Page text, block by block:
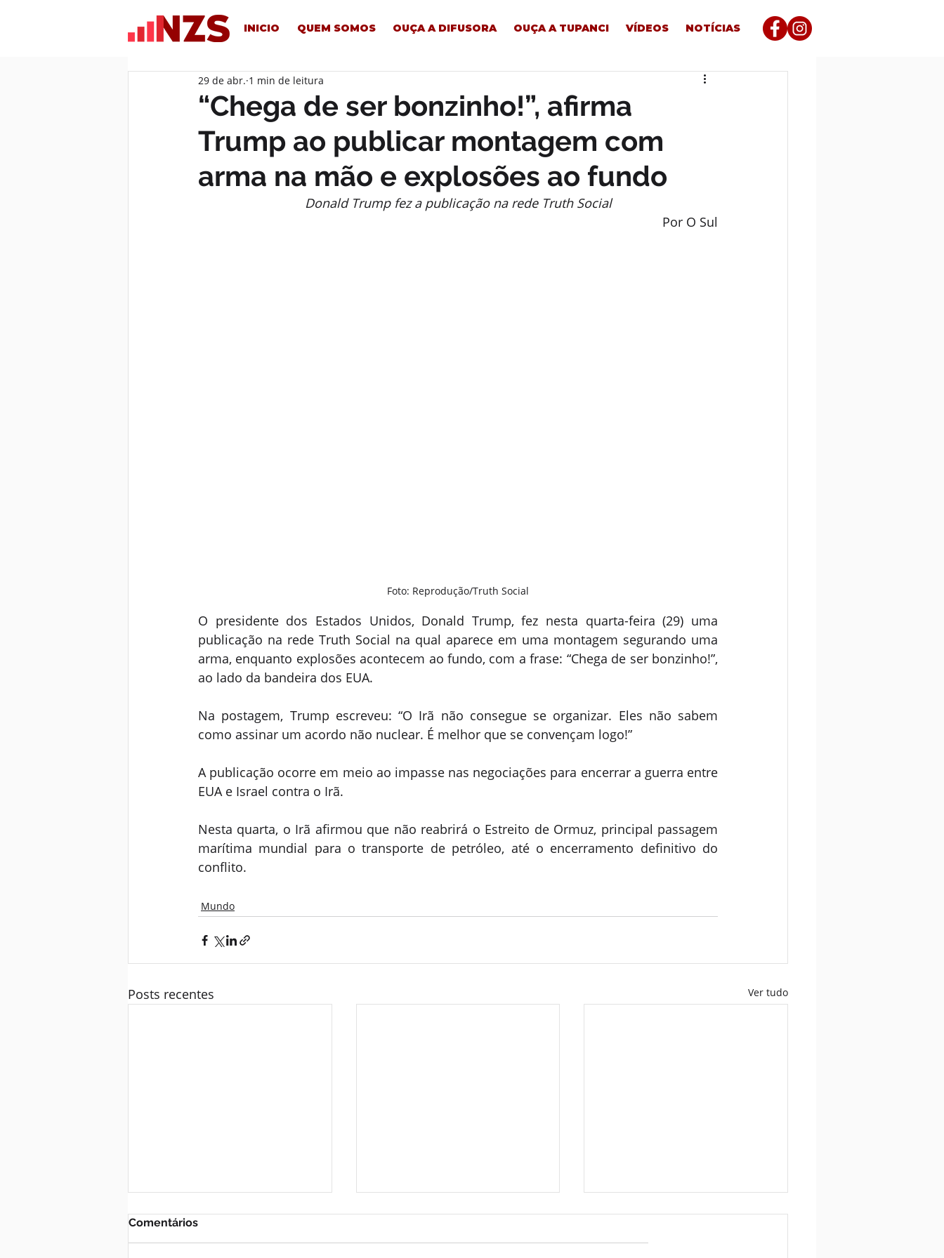
INICIO QUEM SOMOS OUÇA A DIFUSORA OUÇA A TUPANCI VÍDEOS NOTÍCIAS
“Chega de ser bonzinho!”, afirma
Trump ao publicar montagem com
arma na mão e explosões ao fundo
29 de abr. 1 min de leitura
Donald Trump fez a publicação na rede Truth Social
Por O Sul
Foto: Reprodução/Truth Social
O presidente dos Estados Unidos, Donald Trump, fez nesta quarta-feira (29) uma
publicação na rede Truth Social na qual aparece em uma montagem segurando uma
arma, enquanto explosões acontecem ao fundo, com a frase: “Chega de ser bonzinho!”,
ao lado da bandeira dos EUA.
Na postagem, Trump escreveu: “O Irã não consegue se organizar. Eles não sabem
como assinar um acordo não nuclear. É melhor que se convençam logo!”
A publicação ocorre em meio ao impasse nas negociações para encerrar a guerra entre
EUA e Israel contra o Irã.
Nesta quarta, o Irã afirmou que não reabrirá o Estreito de Ormuz, principal passagem
marítima mundial para o transporte de petróleo, até o encerramento definitivo do
conflito.
Mundo
Posts recentes Ver tudo
Comentários